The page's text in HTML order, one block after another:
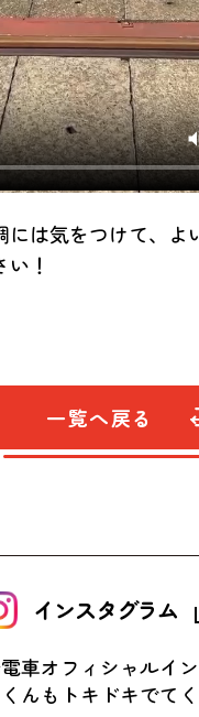
には気をつけて、よ
！
一覧へ戻る
インスタグラム
車オフィシャルイ
んもトキドキでて